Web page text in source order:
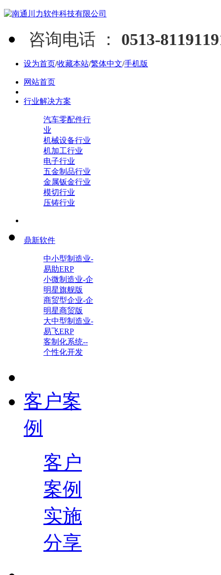
咨询电话 ： 0513-
设为首页/收藏本站/繁体中文/手机版
网站首页
行业解决方案
汽车零配件行
业
机械设备行业
机加工行业
电子行业
五金制品行业
金属钣金行业
模切行业
压铸行业
鼎新软件
中小型制造业-
易助ERP
小微制造业-企
明星旗舰版
商贸型企业-企
明星商贸版
大中型制造业-
易飞ERP
客制化系统--
个性化开发
客户案
例
客户
案例
实施
分享